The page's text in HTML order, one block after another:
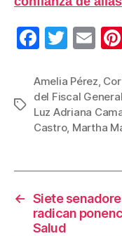
F
c
e
b
o
k
T
tt
er
E
ail
Etiquetas
Amelia Pérez
del Fiscal General
Luz Adriana
Castro, Martha
← Siete
radican
Salud